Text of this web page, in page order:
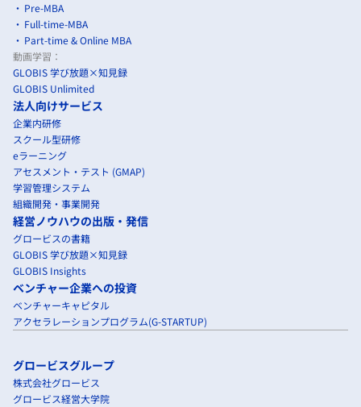
Pre-MBA
Full-time-MBA
Part-time & Online MBA
動画学習：
GLOBIS 学び放題×知見録
GLOBIS Unlimited
法人向けサービス
企業内研修
スクール型研修
eラーニング
アセスメント・テスト (GMAP)
学習管理システム
組織開発・事業開発
経営ノウハウの出版・発信
グロービスの書籍
GLOBIS 学び放題×知見録
GLOBIS Insights
ベンチャー企業への投資
ベンチャーキャピタル
アクセラレーションプログラム(G-STARTUP)
グロービスグループ
株式会社グロービス
グロービス経営大学院